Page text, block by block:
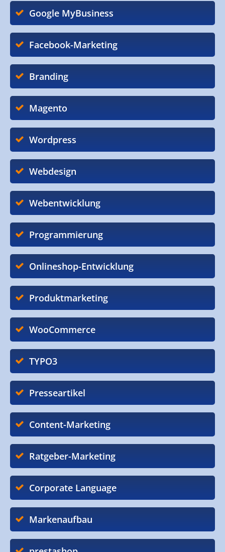
Google MyBusiness
Facebook-Marketing
Branding
Magento
Wordpress
Webdesign
Webentwicklung
Programmierung
Onlineshop-Entwicklung
Produktmarketing
WooCommerce
TYPO3
Presseartikel
Content-Marketing
Ratgeber-Marketing
Corporate Language
Markenaufbau